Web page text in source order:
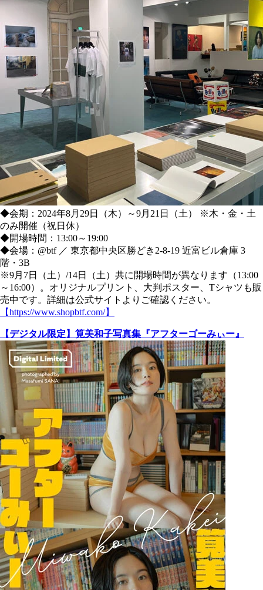
◆会期：2024年8月29日（木）～9月21日（土） ※木・金・土
のみ開催（祝日休）
◆開場時間：13:00～19:00
◆会場：@btf ／ 東京都中央区勝どき2-8-19 近富ビル倉庫 3
階・3B
※9月7日（土）/14日（土）共に開場時間が異なります（13:00
～16:00）。オリジナルプリント、大判ポスター、Tシャツも販
売中です。詳細は公式サイトよりご確認ください。
【https://www.shopbtf.com/】
【デジタル限定】筧美和子写真集『アフターゴーみぃー』